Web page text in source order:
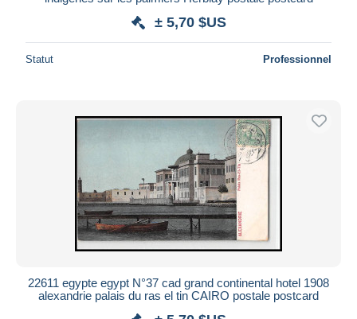
± 5,70 $US
Statut Professionnel
22611 egypte egypt N°37 cad grand continental hotel 1908
alexandrie palais du ras el tin CAIRO postale postcard